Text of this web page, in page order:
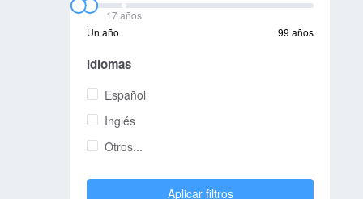
17 años
Un año
99 años
Idiomas
Español
Inglés
Otros...
Aplicar filtros